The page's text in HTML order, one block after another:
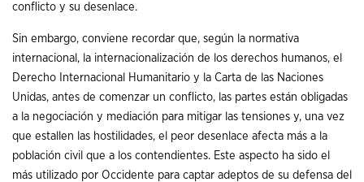
conflicto y su desenlace.
Sin embargo, conviene recordar que, según la normativa
internacional, la internacionalización de los derechos humanos, el
Derecho Internacional Humanitario y la Carta de las Naciones
Unidas, antes de comenzar un conflicto, las partes están obligadas
a la negociación y mediación para mitigar las tensiones y, una vez
que estallen las hostilidades, el peor desenlace afecta más a la
población civil que a los contendientes. Este aspecto ha sido el
más utilizado por Occidente para captar adeptos de su defensa del